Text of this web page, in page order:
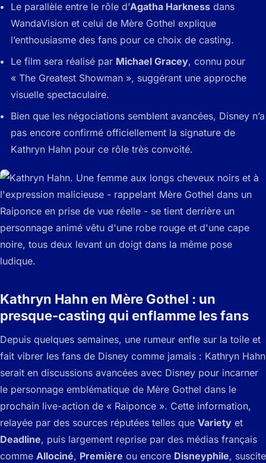
Le parallèle entre le rôle d’Agatha Harkness dans
WandaVision et celui de Mère Gothel explique
l’enthousiasme des fans pour ce choix de casting.
Le film sera réalisé par Michael Gracey, connu pour
« The Greatest Showman », suggérant une approche
visuelle spectaculaire.
Bien que les négociations semblent avancées, Disney n’a
pas encore confirmé officiellement la signature de
Kathryn Hahn pour ce rôle très convoité.
Kathryn Hahn en Mère Gothel : un
presque-casting qui enflamme les fans
Depuis quelques semaines, une rumeur enfle sur la toile et
fait vibrer les fans de Disney comme jamais : Kathryn Hahn
serait en discussions avancées avec Disney pour incarner
le personnage emblématique de Mère Gothel dans le
prochain live-action de « Raiponce ». Cette information,
relayée par des sources réputées telles que Variety et
Deadline, puis largement reprise par des médias français
comme Allociné, Première ou encore Disneyphile, suscite